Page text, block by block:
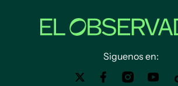
Siguenos en: